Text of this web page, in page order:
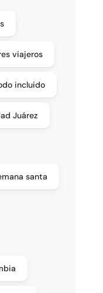
viajeros
incluido
Juárez
santa